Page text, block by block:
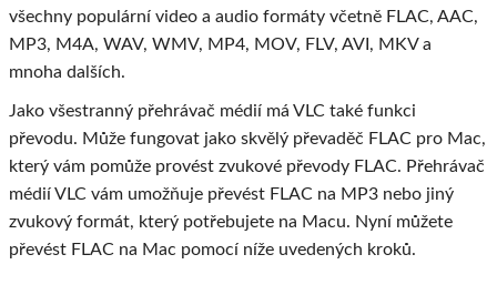
všechny populární video a audio formáty včetně FLAC, AAC,
MP3, M4A, WAV, WMV, MP4, MOV, FLV, AVI, MKV a
mnoha dalších.
Jako všestranný přehrávač médií má VLC také funkci
převodu. Může fungovat jako skvělý převaděč FLAC pro Mac,
který vám pomůže provést zvukové převody FLAC. Přehrávač
médií VLC vám umožňuje převést FLAC na MP3 nebo jiný
zvukový formát, který potřebujete na Macu. Nyní můžete
převést FLAC na Mac pomocí níže uvedených kroků.